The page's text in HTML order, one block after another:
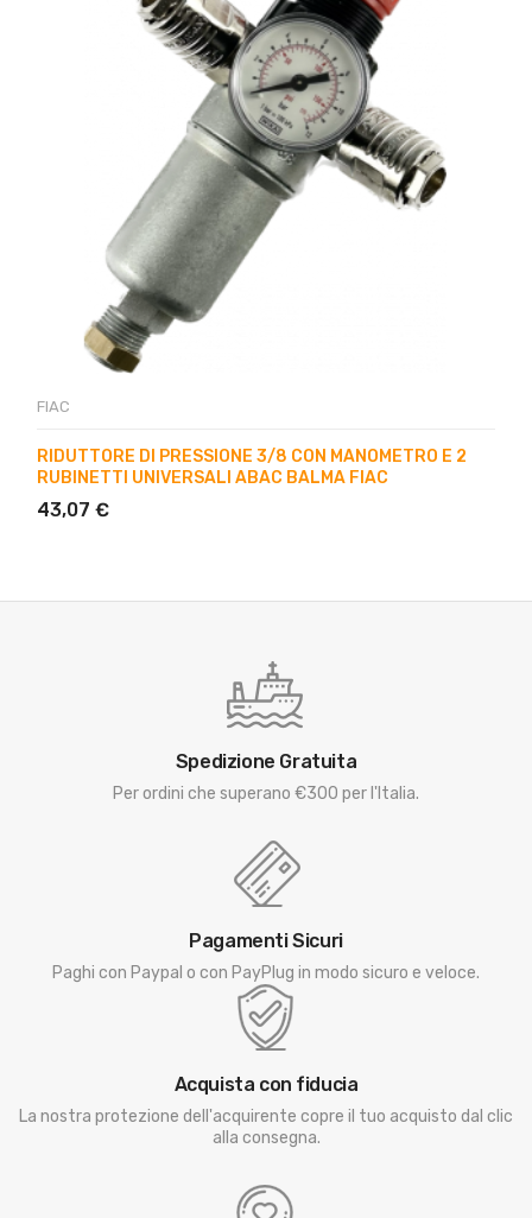
FIAC
RIDUTTORE DI PRESSIONE 3/8 CON MANOMETRO E 2
RUBINETTI UNIVERSALI ABAC BALMA FIAC
43,07 €
Spedizione Gratuita
Per ordini che superano €300 per l'Italia.
Pagamenti Sicuri
Paghi con Paypal o con PayPlug in modo sicuro e veloce.
Acquista con fiducia
La nostra protezione dell'acquirente copre il tuo acquisto dal clic
alla consegna.